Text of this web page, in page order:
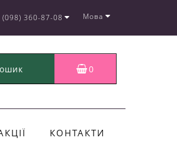
(098) 360-87-08 Мова
0
КОНТАКТИ